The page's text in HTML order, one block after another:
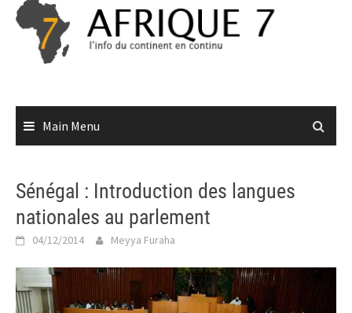
Skip
content
Main Menu
Sénégal : Introduction des langues
nationales au parlement
04/12/2014 Meyya Furaha